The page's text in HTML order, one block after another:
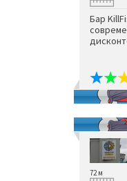
Бар
72 м